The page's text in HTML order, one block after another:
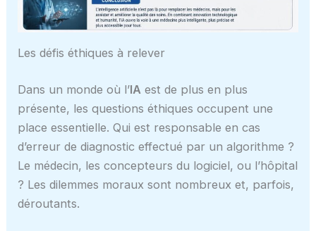
Les défis éthiques à relever
Dans un monde où l’IA est de plus en plus
présente, les questions éthiques occupent une
place essentielle. Qui est responsable en cas
d’erreur de diagnostic effectué par un algorithme ?
Le médecin, les concepteurs du logiciel, ou l’hôpital
? Les dilemmes moraux sont nombreux et, parfois,
déroutants.